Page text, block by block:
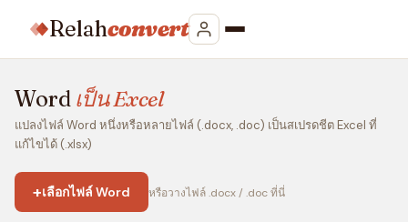
Relahconvert
Word เป็น Excel
แปลงไฟล์ Word หนึ่งหรือหลายไฟล์ (.docx, .doc) เป็นสเปรดชีต Excel ที่
แก้ไขได้ (.xlsx)
+เลือกไฟล์ Word หรือวางไฟล์ .docx / .doc ที่นี่